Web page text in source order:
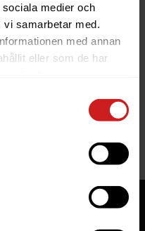
medier och
samarbetar med.
med annan
eller som de har
trying to
or domain please
read